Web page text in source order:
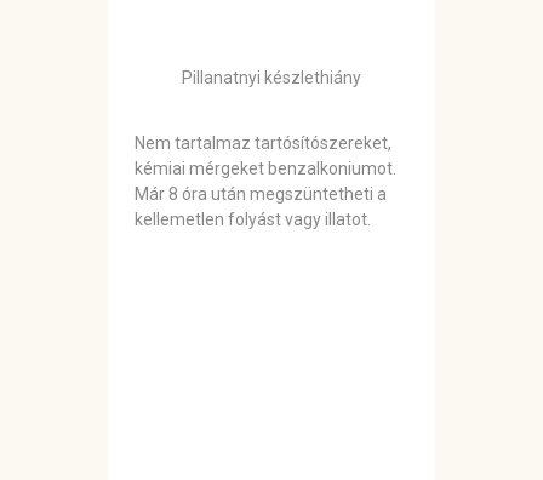
Pillanatnyi készlethiány
Nem tartalmaz tartósítószereket,
kémiai mérgeket benzalkoniumot.
Már 8 óra után megszüntetheti a
kellemetlen folyást vagy illatot.